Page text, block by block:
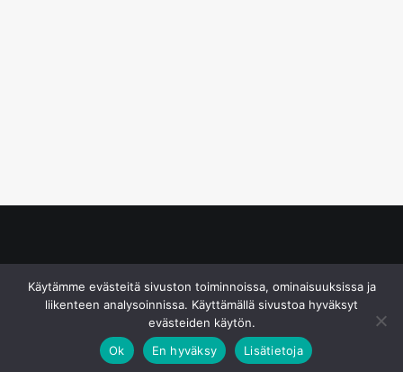
Käytämme evästeitä sivuston toiminnoissa, ominaisuuksissa ja
liikenteen analysoinnissa. Käyttämällä sivustoa hyväksyt
evästeiden käytön.
Ok
En hyväksy Lisätietoja